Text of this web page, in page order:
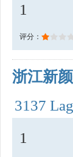
1
评分：
浙江新
3137
1